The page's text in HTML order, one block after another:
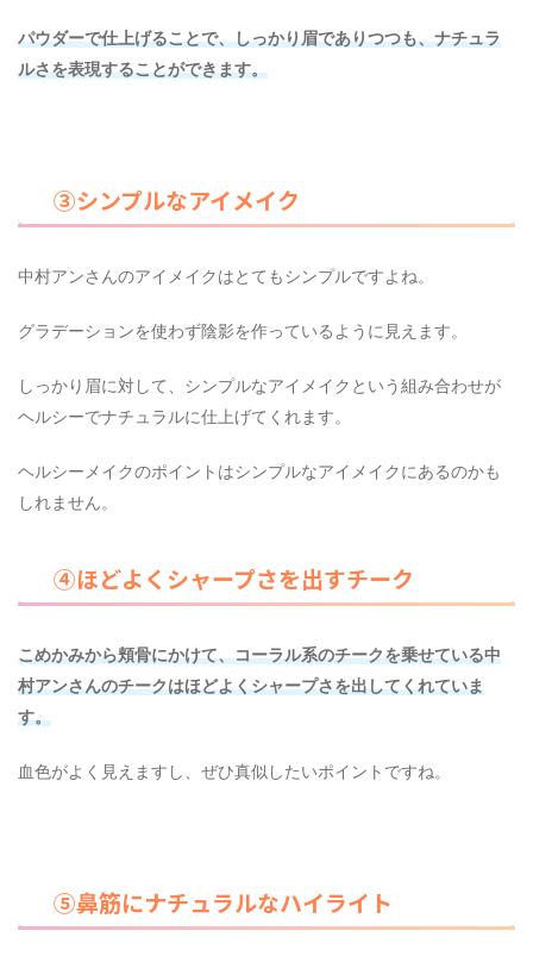
パウダーで仕上げることで、しっかり眉でありつつも、ナチュラ
ルさを表現することができます。
③シンプルなアイメイク
中村アンさんのアイメイクはとてもシンプルですよね。
グラデーションを使わず陰影を作っているように見えます。
しっかり眉に対して、シンプルなアイメイクという組み合わせが
ヘルシーでナチュラルに仕上げてくれます。
ヘルシーメイクのポイントはシンプルなアイメイクにあるのかも
しれません。
④ほどよくシャープさを出すチーク
こめかみから頬骨にかけて、コーラル系のチークを乗せている中
村アンさんのチークはほどよくシャープさを出してくれていま
す。
血色がよく見えますし、ぜひ真似したいポイントですね。
⑤鼻筋にナチュラルなハイライト